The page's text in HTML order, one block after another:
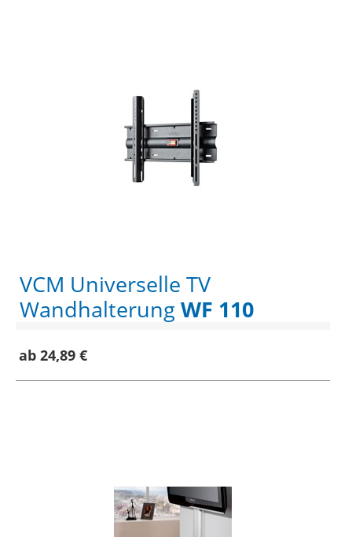
VCM Universelle TV
WandhalterungWF 110
ab 24,89 €